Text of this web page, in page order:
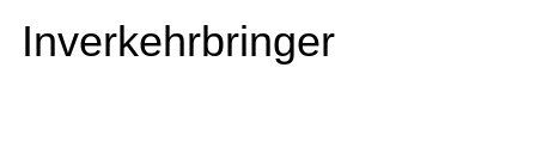
Inverkehrbringer